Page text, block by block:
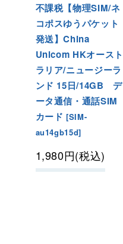
不課税【物理SIM/ネ
コポスゆうパケット
発送】China
Unicom HKオースト
ラリア/ニュージーラ
ンド 15日/14GB デ
ータ通信・通話SIM
カード [SIM-
au14gb15d]
1,980円(税込)